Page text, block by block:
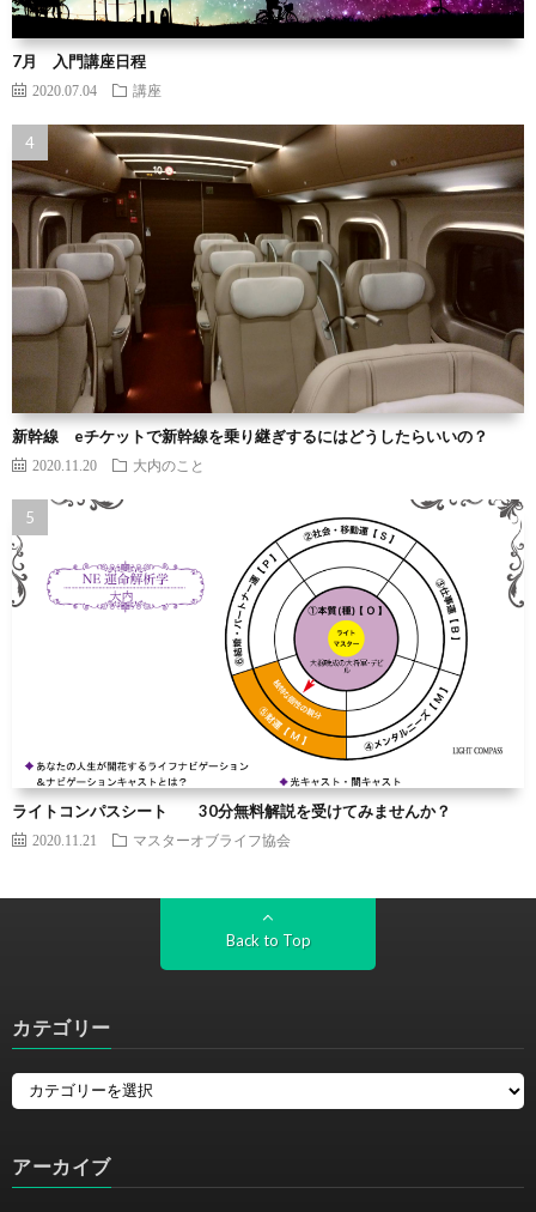
7月 入門講座日程
2020.07.04 講座
新幹線 eチケットで新幹線を乗り継ぎするにはどうしたらいいの？
2020.11.20 大内のこと
ライトコンパスシート 30分無料解説を受けてみませんか？
2020.11.21 マスターオブライフ協会
Back to Top
カテゴリー
アーカイブ